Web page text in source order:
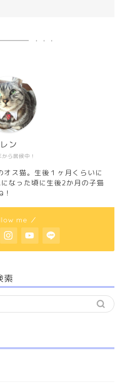
ら居候中！
レン
ス猫。生後１ヶ月くらいに
なった頃に生後2か月の子猫
me ／
索